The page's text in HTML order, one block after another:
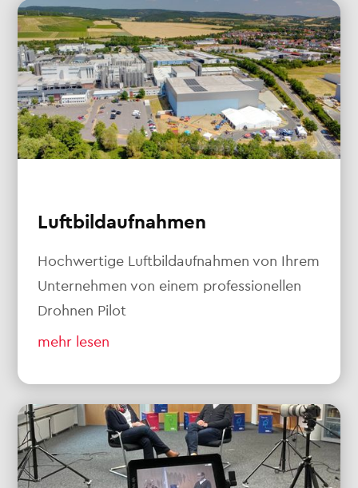
Luftbildaufnahmen
Hochwertige Luftbildaufnahmen von Ihrem
Unternehmen von einem professionellen
Drohnen Pilot
mehr lesen